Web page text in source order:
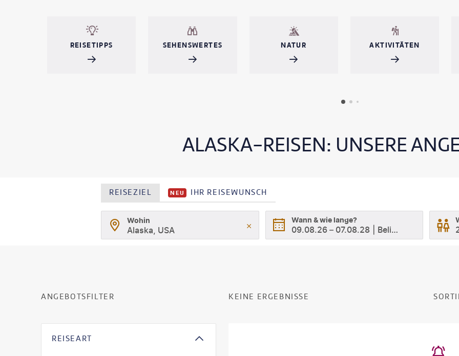
REISETIPPS SEHENSWERTES NATUR AKTIVITÄTEN
ALASKA-REISEN: UNSERE
REISEZIEL NEU IHR REISEWUNSCH
Wohin
Alaska, USA
Wann & wie lange?
09.08.26– 07.08.28 Beliebig
ANGEBOTSFILTER
REISEART
KEINE ERGEBNISSE